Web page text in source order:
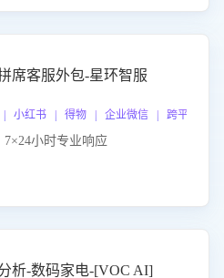
席客服外包-星环智服
红书 | 得物 | 企业微信 | 跨平台
7×24小时专业响应
析-数码家电-[VOC AI]